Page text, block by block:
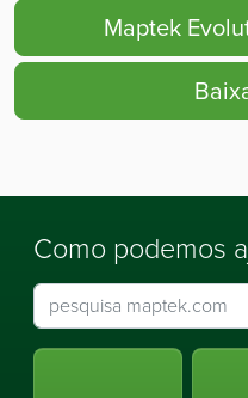
Maptek
Como podemos